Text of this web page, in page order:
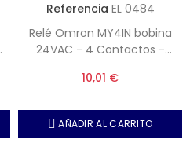
Referencia EL 0484
Relé Omron MY4IN bobina
24VAC - 4 Contactos -
prueba o test.
10,01 €
AÑADIR AL CARRITO